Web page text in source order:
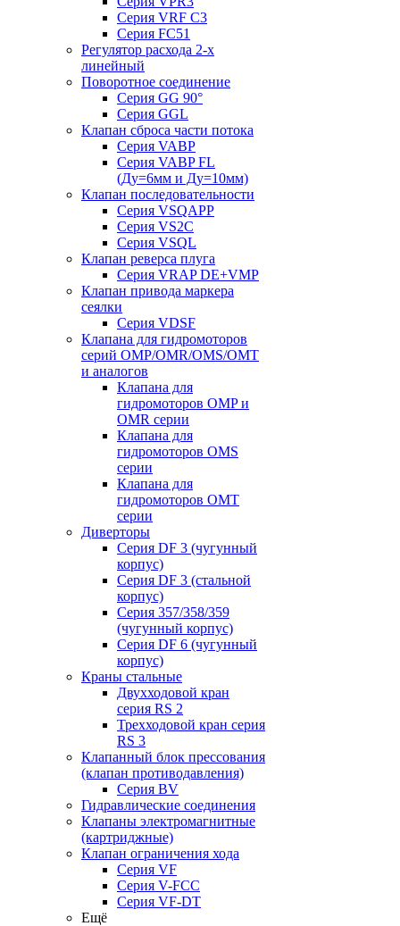
Серия VRF C3
Серия FC51
Регулятор расхода 2-х
линейный
Поворотное соединение
Серия GG 90°
Серия GGL
Клапан сброса части потока
Серия VABP
Серия VABP FL
(Ду=6мм и Ду=10мм)
Клапан последовательности
Серия VSQAPP
Серия VS2C
Серия VSQL
Клапан реверса плуга
Серия VRAP DE+VMP
Клапан привода маркера
сеялки
Серия VDSF
Клапана для гидромоторов
серий OMP/OMR/OMS/OMT
и аналогов
Клапана для
гидромоторов OMP и
OMR серии
Клапана для
гидромоторов OMS
серии
Клапана для
гидромоторов OMT
серии
Диверторы
Серия DF 3 (чугунный
корпус)
Серия DF 3 (стальной
корпус)
Серия 357/358/359
(чугунный корпус)
Серия DF 6 (чугунный
корпус)
Краны стальные
Двухходовой кран
серия RS 2
Трехходовой кран серия
RS 3
Клапанный блок прессования
(клапан противодавления)
Серия BV
Гидравлические соединения
Клапаны электромагнитные
(картриджные)
Клапан ограничения хода
Серия VF
Серия V-FCC
Серия VF-DT
Ещё